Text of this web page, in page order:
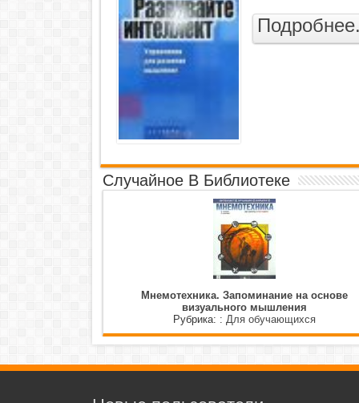
Случайное В Библиотеке
Мнемотехника. Запоминание на основе
визуального мышления
Рубрика: : Для обучающихся